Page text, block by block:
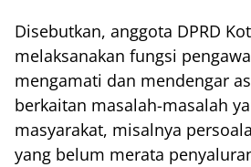
Disebutkan, anggota DPRD
melaksanakan fungsi
mengamati dan mendengar
berkaitan masalah-masalah
masyarakat, misalnya
yang belum merata